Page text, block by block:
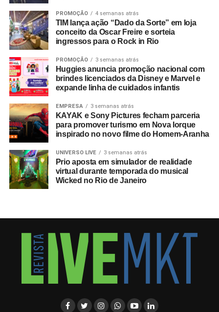
PROMOÇÃO 4 semanas atrás
TIM lança ação “Dado da Sorte” em loja
conceito da Oscar Freire e sorteia
ingressos para o Rock in Rio
PROMOÇÃO 3 semanas atrás
Huggies anuncia promoção nacional com
brindes licenciados da Disney e Marvel e
expande linha de cuidados infantis
EMPRESA 3 semanas atrás
KAYAK e Sony Pictures fecham parceria
para promover turismo em Nova Iorque
inspirado no novo filme do Homem-Aranha
UNIVERSO LIVE 3 semanas atrás
Prio aposta em simulador de realidade
virtual durante temporada do musical
Wicked no Rio de Janeiro